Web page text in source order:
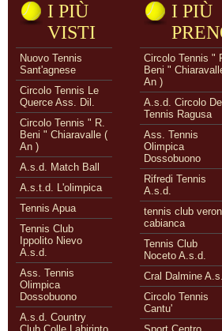
I PIÙ
VISTI
Nuovo Tennis
Sant'agnese
Circolo Tennis Le
Querce Ass. Dil.
Circolo Tennis " R.
Beni " Chiaravalle (
An )
A.s.d. Match Ball
A.s.t.d. L'olimpica
Tennis Apua
Tennis Club
Ippolito Nievo
A.s.d.
Ass. Tennis
Olimpica
Dossobuono
A.s.d. Country
I PIÙ
Circolo Tennis "
Beni "
An )
A.s.d. Circolo Del
Tennis Ragusa
Ass. Tennis
Olimpica
Dossobuono
Rifredi Tennis
A.s.d.
tennis club
cabianca
Tennis Club
Noceto A.s.d.
Cral Dalmine
Circolo Tennis
Cantu'